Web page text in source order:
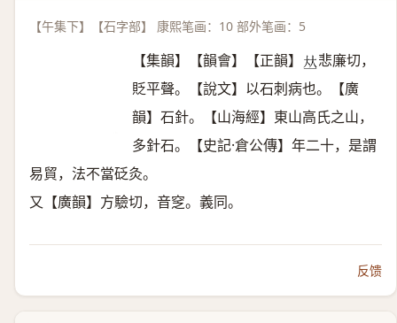
【午集下】【石字部】 康熙笔画：10 部外笔画：5
【集韻】【韻會】【正韻】 𠀤悲廉切，
貶平聲。【說文】以石刺病也。【廣
韻】石針。【山海經】東山高氏之山，
多針石。【史記·倉公傳】年二十，是謂
易貿，法不當砭灸。
又【廣韻】方驗切，音窆。義同。
反馈